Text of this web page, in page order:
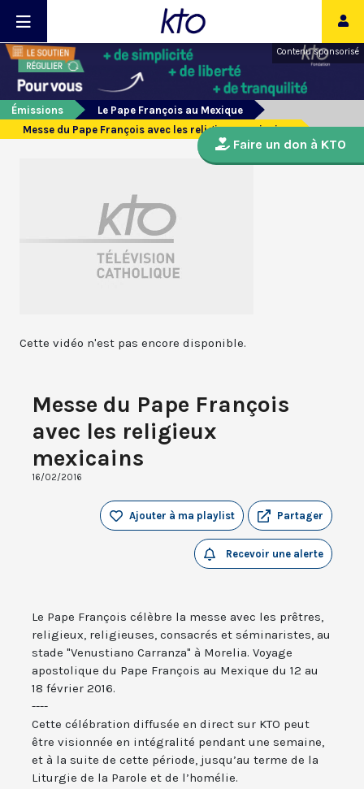
Contenu sponsorisé
Émissions
Le Pape François au Mexique
Messe du Pape François avec les religieux mexicains
Cette vidéo n'est pas encore disponible.
Messe du Pape François
avec les religieux
mexicains
16/02/2016
Partager
Ajouter à ma playlist
Recevoir une alerte
Le Pape François célèbre la messe avec les prêtres,
religieux, religieuses, consacrés et séminaristes, au
stade "Venustiano Carranza" à Morelia. Voyage
apostolique du Pape François au Mexique du 12 au
18 février 2016.
----
Cette célébration diffusée en direct sur KTO peut
être visionnée en intégralité pendant une semaine,
et à la suite de cette période, jusqu’au terme de la
Liturgie de la Parole et de l’homélie.
Faire un don à KTO